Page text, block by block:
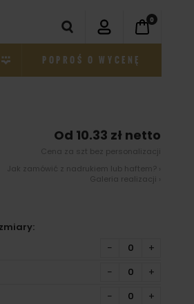
0
POPROŚ O WYCENĘ
Od 10.33 zł netto
Cena za szt bez personalizacji
Jak zamówić z nadrukiem lub haftem? ›
Galeria realizacji ›
− +
− +
− +